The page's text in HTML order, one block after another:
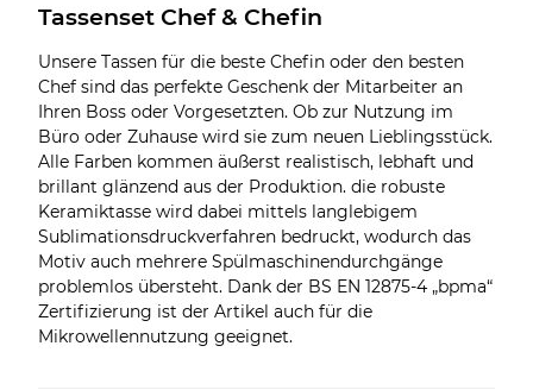
Tassenset Chef & Chefin
Unsere Tassen für die beste Chefin oder den besten
Chef sind das perfekte Geschenk der Mitarbeiter an
Ihren Boss oder Vorgesetzten. Ob zur Nutzung im
Büro oder Zuhause wird sie zum neuen Lieblingsstück.
Alle Farben kommen äußerst realistisch, lebhaft und
brillant glänzend aus der Produktion. die robuste
Keramiktasse wird dabei mittels langlebigem
Sublimationsdruckverfahren bedruckt, wodurch das
Motiv auch mehrere Spülmaschinendurchgänge
problemlos übersteht. Dank der BS EN 12875-4 „bpma“
Zertifizierung ist der Artikel auch für die
Mikrowellennutzung geeignet.